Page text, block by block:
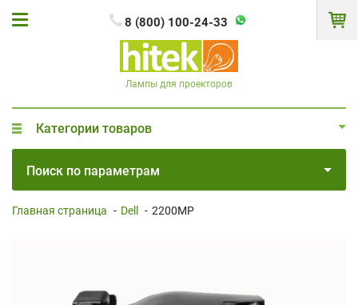
8 (800) 100-24-33
Лампы для проекторов
Категории товаров
Поиск по параметрам
Главная страница - Dell - 2200MP